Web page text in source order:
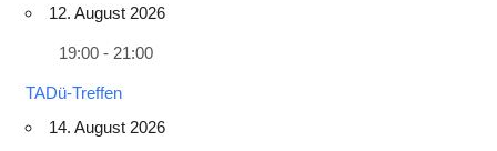
12. August 2026
19:00 - 21:00
TADü-Treffen
14. August 2026